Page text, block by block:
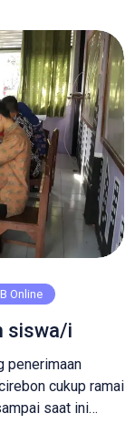
Online
siswa/i
penerimaan
cukup ramai
saat ini